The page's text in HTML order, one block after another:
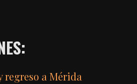
regreso a Mérida